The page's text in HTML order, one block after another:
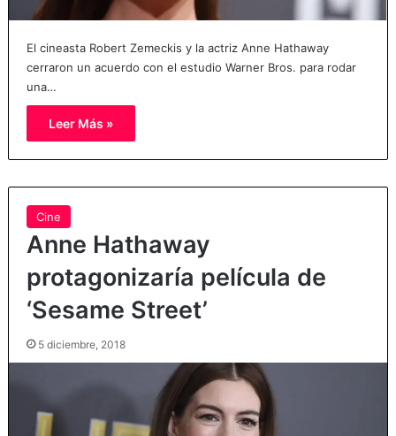
El cineasta Robert Zemeckis y la actriz Anne Hathaway
cerraron un acuerdo con el estudio Warner Bros. para rodar
una…
Leer Más »
Cine
Anne Hathaway
protagonizaría película de
‘Sesame Street’
5 diciembre, 2018